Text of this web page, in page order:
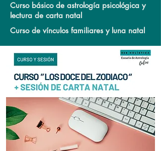
Curso básico de astrología psicológica y
lectura de carta natal
Curso de vínculos familiares y luna natal